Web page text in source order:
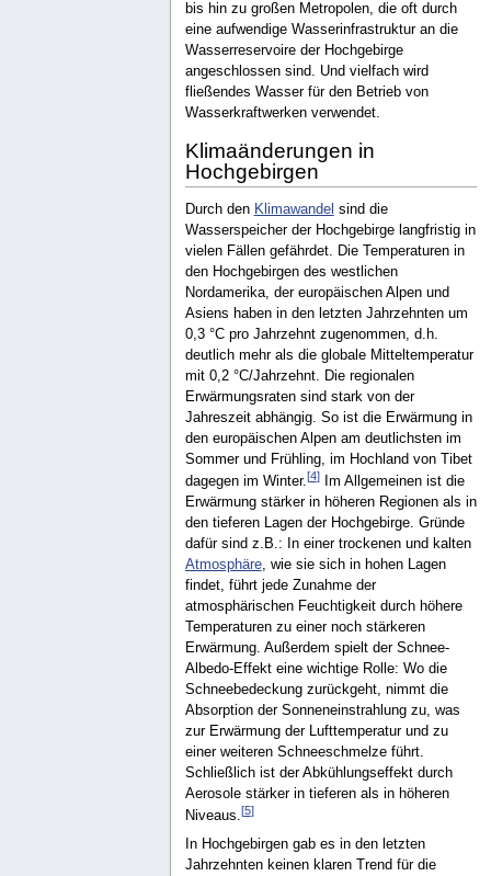
bis hin zu großen Metropolen, die oft durch
eine aufwendige Wasserinfrastruktur an die
Wasserreservoire der Hochgebirge
angeschlossen sind. Und vielfach wird
fließendes Wasser für den Betrieb von
Wasserkraftwerken verwendet.
Klimaänderungen in
Hochgebirgen
Durch den Klimawandel sind die
Wasserspeicher der Hochgebirge langfristig in
vielen Fällen gefährdet. Die Temperaturen in
den Hochgebirgen des westlichen
Nordamerika, der europäischen Alpen und
Asiens haben in den letzten Jahrzehnten um
0,3 °C pro Jahrzehnt zugenommen, d.h.
deutlich mehr als die globale Mitteltemperatur
mit 0,2 °C/Jahrzehnt. Die regionalen
Erwärmungsraten sind stark von der
Jahreszeit abhängig. So ist die Erwärmung in
den europäischen Alpen am deutlichsten im
Sommer und Frühling, im Hochland von Tibet
dagegen im Winter.[4]Im Allgemeinen ist die
Erwärmung stärker in höheren Regionen als in
den tieferen Lagen der Hochgebirge. Gründe
dafür sind z.B.: In einer trockenen und kalten
Atmosphäre, wie sie sich in hohen Lagen
findet, führt jede Zunahme der
atmosphärischen Feuchtigkeit durch höhere
Temperaturen zu einer noch stärkeren
Erwärmung. Außerdem spielt der Schnee-
Albedo-Effekt eine wichtige Rolle: Wo die
Schneebedeckung zurückgeht, nimmt die
Absorption der Sonneneinstrahlung zu, was
zur Erwärmung der Lufttemperatur und zu
einer weiteren Schneeschmelze führt.
Schließlich ist der Abkühlungseffekt durch
Aerosole stärker in tieferen als in höheren
Niveaus.[5]
In Hochgebirgen gab es in den letzten
Jahrzehnten keinen klaren Trend für die